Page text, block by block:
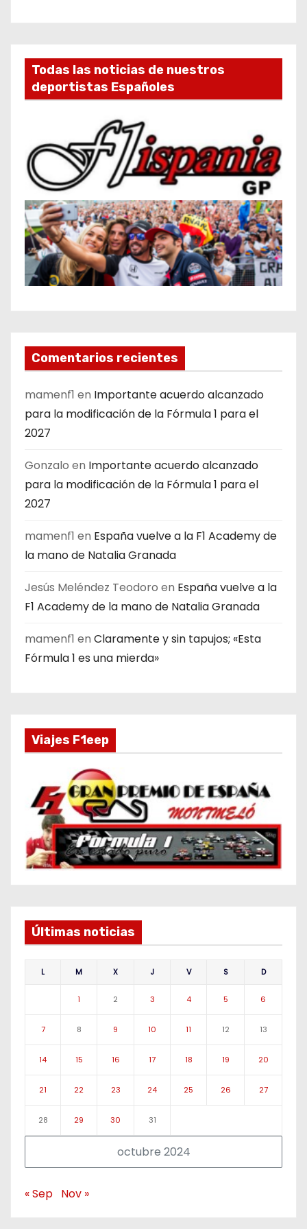
Todas las noticias de nuestros
deportistas Españoles
Comentarios recientes
mamenf1 en Importante acuerdo alcanzado
para la modificación de la Fórmula 1 para el
2027
Gonzalo en Importante acuerdo alcanzado
para la modificación de la Fórmula 1 para el
2027
mamenf1 en España vuelve a la F1 Academy de
la mano de Natalia Granada
Jesús Meléndez Teodoro en España vuelve a la
F1 Academy de la mano de Natalia Granada
mamenf1 en Claramente y sin tapujos; «Esta
Fórmula 1 es una mierda»
Viajes F1eep
Últimas noticias
octubre 2024
L M X J V S D
1 2 3 4 5 6
7 8 9 10 11 12 13
14 15 16 17 18 19 20
21 22 23 24 25 26 27
28 29 30 31
« Sep Nov »